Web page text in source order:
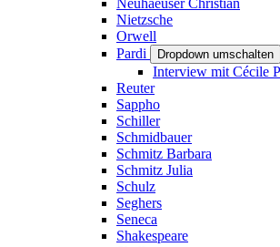
Nietzsche
Orwell
Pardi
Dropdown umschalten
Interview mit Cécile
Reuter
Sappho
Schiller
Schmidbauer
Schmitz Barbara
Schmitz Julia
Schulz
Seghers
Seneca
Shakespeare